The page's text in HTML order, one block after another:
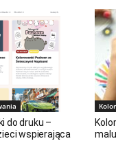
do druku –
wspierająca